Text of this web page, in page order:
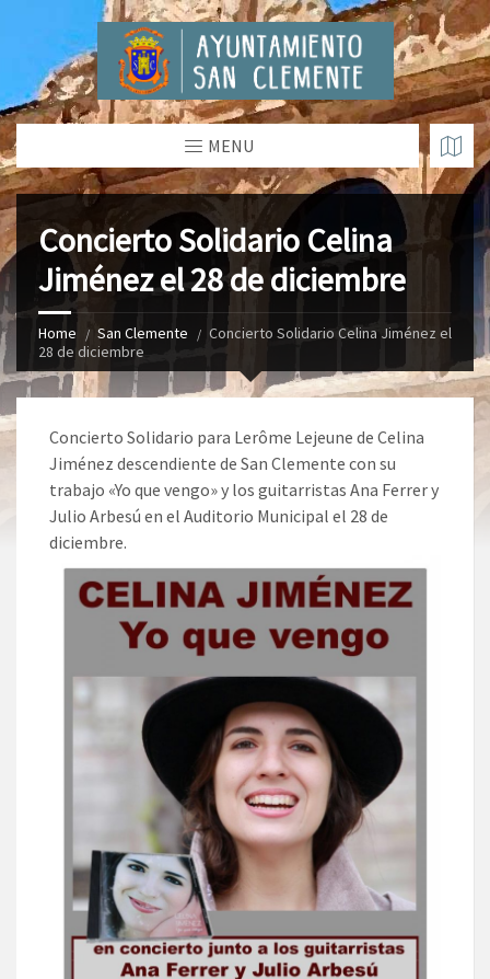
MENU
Concierto Solidario Celina
Jiménez el 28 de diciembre
Home San Clemente
Concierto Solidario Celina Jiménez el
28 de diciembre
Concierto Solidario para Lerôme Lejeune de Celina
Jiménez descendiente de San Clemente con su
trabajo «Yo que vengo» y los guitarristas Ana Ferrer y
Julio Arbesú en el Auditorio Municipal el 28 de
diciembre.